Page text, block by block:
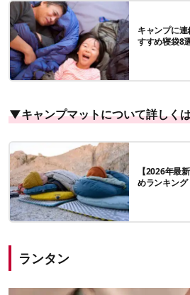
キャンプに
すすめ寝袋8
▼キャンプマットについて詳しく
【2026年最
めランキン
ランタン